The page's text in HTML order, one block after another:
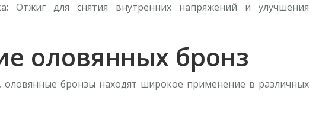
Отжиг для снятия внутренних напряжений и улучшения
оловянных бронз
оловянные бронзы находят широкое применение в различных